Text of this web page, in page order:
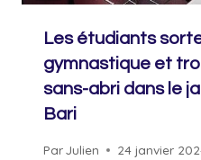
Les étudiants
gymnastique et
sans-abri dans le
Bari
ParJulien 24 janvier